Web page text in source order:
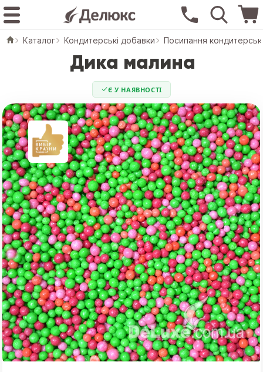
Каталог Кондитерські добавки Посипання
Дика малина
Є У НАЯВНОСТІ